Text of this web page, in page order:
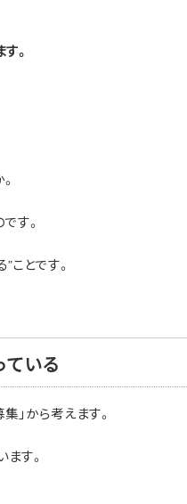
。
す。
ことです。
ている
」から考えます。
す。